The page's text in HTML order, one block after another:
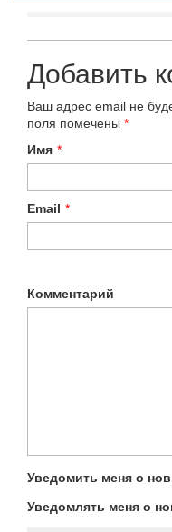
Добавить
Ваш адрес email не
поля помечены *
Имя *
Email *
Комментарий
Уведомить меня о
Уведомлять меня о